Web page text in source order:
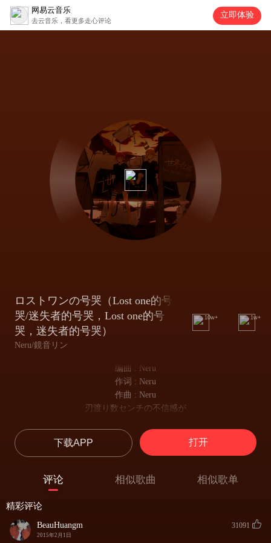
网易云音乐
去云音乐，看更多走心评论
立即体验
ロストワンの号哭（Lost one的号
哭/迷失者的号哭，Lost one的号
哭，迷失者的号哭）
Neru/鏡音リン
10w+ 1w+
编曲 : Neru
作词 : Neru
作曲 : Neru
刃渡り数センチの不信感が
挙げ句の果て静脈を刺しちゃって
最终的最终刺向静脉
病弱な愛が飛び出すもんで
虚弱的爱飞奔而出
レスポールさえも凶器に変えてしまいました
下载APP 打开
评论 相似歌曲 相似歌单
精彩评论
BeauHuangm
2015年2月1日
31091